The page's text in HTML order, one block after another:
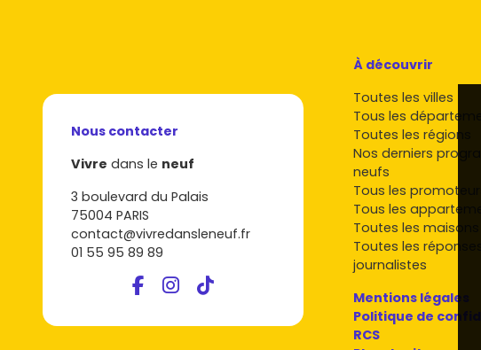
Nous contacter
Vivre dans le neuf
3 boulevard du Palais
75004 PARIS
contact@vivredansleneuf.fr
01 55 95 89 89
À découvrir
Toutes les villes
Tous les
Toutes les régions
Nos derniers
neufs
Tous les promoteurs
Tous les
Toutes les
Toutes les
journalistes
Mentions légales
Politique de
RCS